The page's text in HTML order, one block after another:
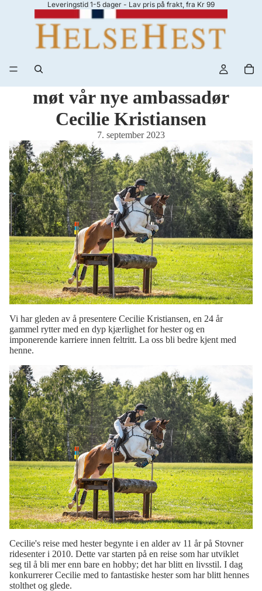
Leveringstid 1-5 dager - Lav pris på frakt, fra Kr 99
møt vår nye ambassadør
Cecilie Kristiansen
7. september 2023
Vi har gleden av å presentere Cecilie Kristiansen, en 24 år
gammel rytter med en dyp kjærlighet for hester og en
imponerende karriere innen feltritt. La oss bli bedre kjent med
henne.
Cecilie's reise med hester begynte i en alder av 11 år på Stovner
ridesenter i 2010. Dette var starten på en reise som har utviklet
seg til å bli mer enn bare en hobby; det har blitt en livsstil. I dag
konkurrerer Cecilie med to fantastiske hester som har blitt hennes
stolthet og glede.